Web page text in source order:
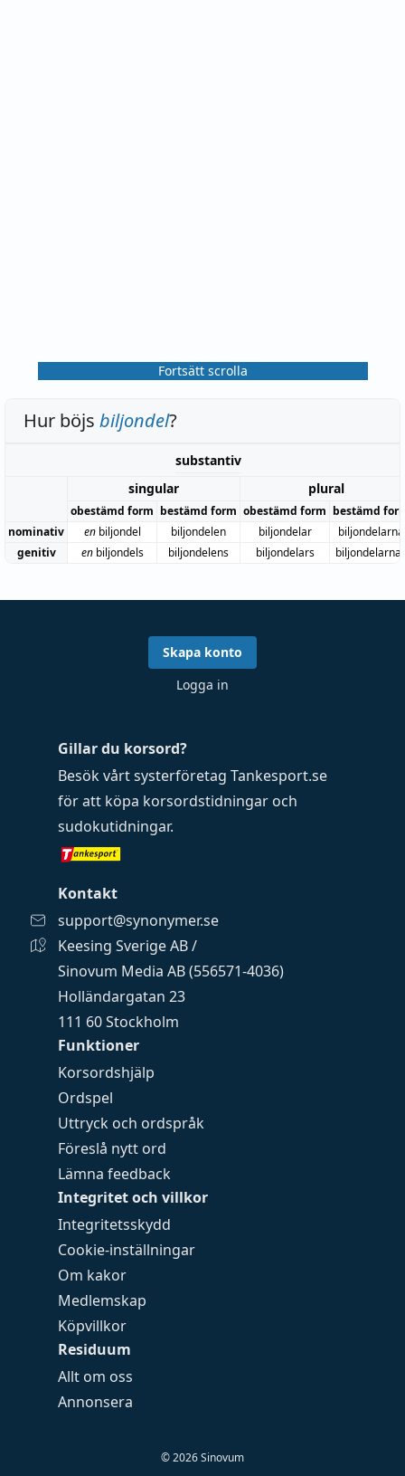
Fortsätt scrolla
Hur böjs biljondel?
substantiv
singular
plural
obestämd form bestämd form obestämd form bestämd
nominativ
enbiljondel biljondelen biljondelar
biljondelarna
genitiv
enbiljondels biljondelens biljondelars
Funktioner
Korsordshjälp
Ordspel
Uttryck och ordspråk
Föreslå nytt ord
Lämna feedback
Integritet och villkor
Integritetsskydd
Cookie-inställningar
Om kakor
Medlemskap
Köpvillkor
Residuum
Allt om oss
Annonsera
Gillar du korsord?
Besök vårt systerföretag Tankesport.se
för att köpa korsordstidningar och
sudokutidningar.
Kontakt
support@synonymer.se
Keesing Sverige AB /
Sinovum Media AB (556571-4036)
Holländargatan 23
111 60 Stockholm
Skapa konto
Logga in
©2026Sinovum